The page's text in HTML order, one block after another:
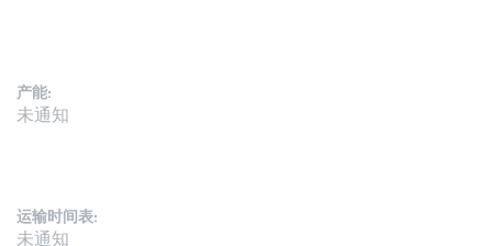
产能:
未通知
运输时间表:
未通知